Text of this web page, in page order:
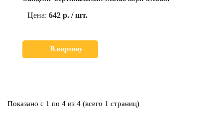
Цена: 642 р. / шт.
В корзину
Показано с 1 по 4 из 4 (всего 1 страниц)